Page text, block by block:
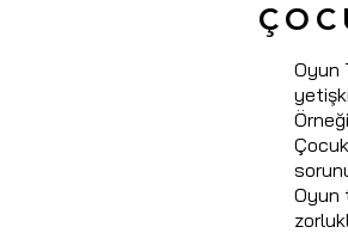
Oyun
Oyun